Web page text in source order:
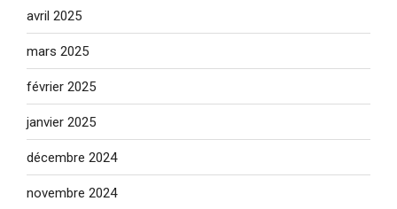
avril 2025
mars 2025
février 2025
janvier 2025
décembre 2024
novembre 2024